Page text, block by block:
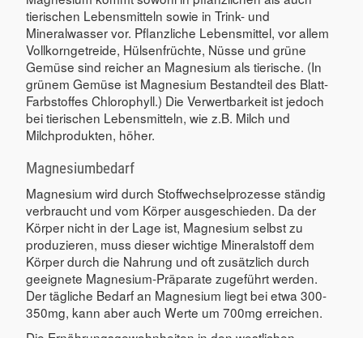
tierischen Lebensmitteln sowie in Trink- und
Mineralwasser vor. Pflanzliche Lebensmittel, vor allem
Vollkorngetreide, Hülsenfrüchte, Nüsse und grüne
Gemüse sind reicher an Magnesium als tierische. (In
grünem Gemüse ist Magnesium Bestandteil des Blatt-
Farbstoffes Chlorophyll.) Die Verwertbarkeit ist jedoch
bei tierischen Lebensmitteln, wie z.B. Milch und
Milchprodukten, höher.
Magnesiumbedarf
Magnesium wird durch Stoffwechselprozesse ständig
verbraucht und vom Körper ausgeschieden. Da der
Körper nicht in der Lage ist, Magnesium selbst zu
produzieren, muss dieser wichtige Mineralstoff dem
Körper durch die Nahrung und oft zusätzlich durch
geeignete Magnesium-Präparate zugeführt werden.
Der tägliche Bedarf an Magnesium liegt bei etwa 300-
350mg, kann aber auch Werte um 700mg erreichen.